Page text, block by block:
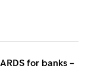
for banks –